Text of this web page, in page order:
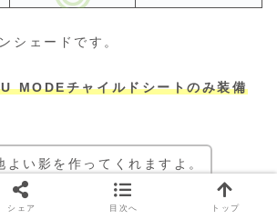
シェードです。
MODEチャイルドシートのみ装備
よい影を作ってくれますよ。
寝もスヤスヤできますね◎
シェア 目次へ トップ